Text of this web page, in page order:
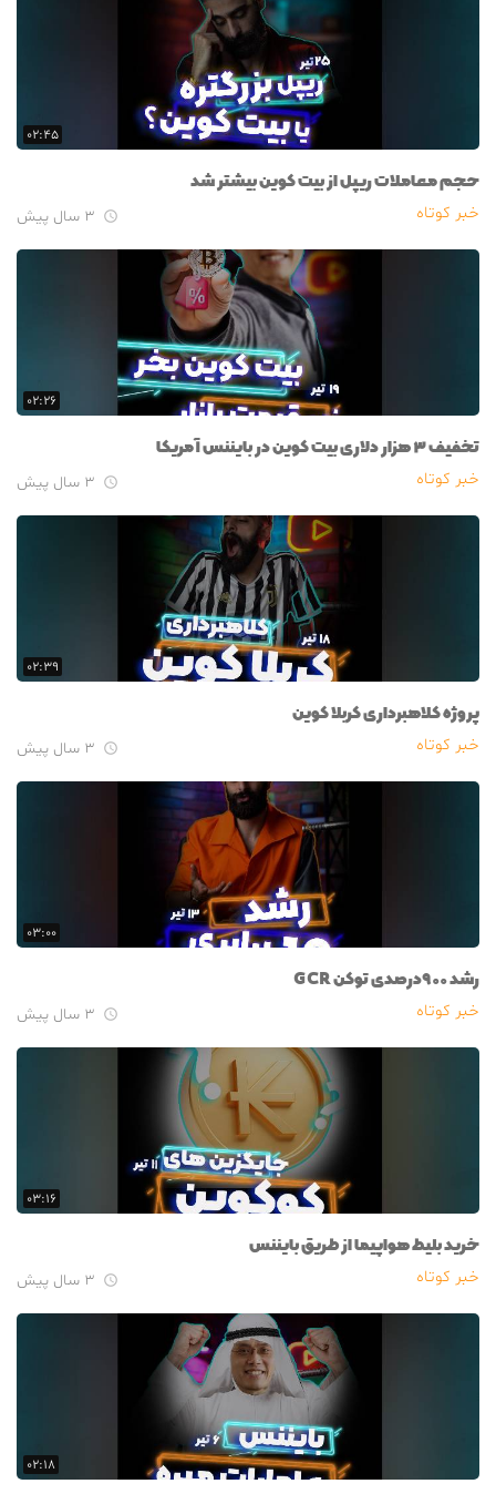
۰۲:۴۵
حجم معاملات ریپل از بیت کوین بیشتر شد
خبر کوتاه ۳ سال پیش 
۰۲:۲۶
تخفیف ۳ هزار دلاری بیت کوین در بایننس آمریکا
خبر کوتاه ۳ سال پیش 
۰۲:۳۹
پروژه کلاهبرداری کربلا کوین
خبر کوتاه ۳ سال پیش 
۰۳:۰۰
رشد ۹۰۰درصدی توکن GCR
خبر کوتاه ۳ سال پیش 
۰۳:۱۶
خرید بلیط هواپیما از طریق بایننس
خبر کوتاه ۳ سال پیش 
۰۲:۱۸